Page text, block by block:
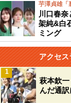
芋澤貞雄「
川口春
架純&白
ミング
アクセ
萩本欽
んだ通
1